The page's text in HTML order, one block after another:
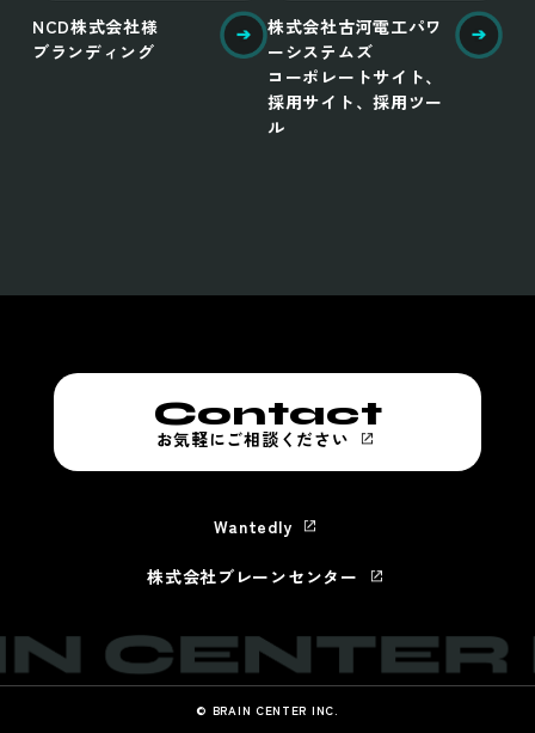
NCD株式会社様
ブランディング
株式会社古河電工パワ
ーシステムズ
コーポレートサイト、
採用サイト、採用ツー
ル
Contact
お気軽にご相談ください
Wantedly
株式会社ブレーンセンター
© BRAIN CENTER INC.